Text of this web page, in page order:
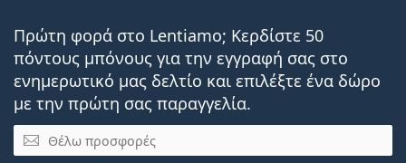
Πρώτη φορά στο Lentiamo; Κερδίστε 50
πόντους μπόνους για την εγγραφή σας στο
ενημερωτικό μας δελτίο και επιλέξτε ένα δώρο
με την πρώτη σας παραγγελία.
Email